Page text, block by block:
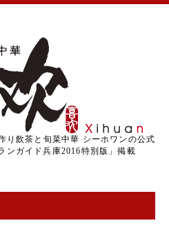
り飲茶と旬菜中華 シーホワンの公式
ンガイド兵庫2016特別版」掲載